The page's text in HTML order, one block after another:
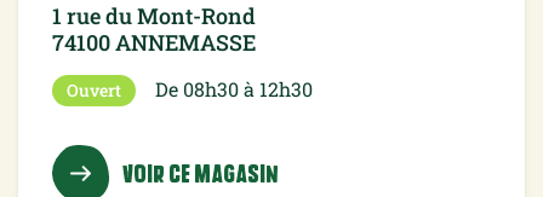
1 rue du Mont-Rond
74100 ANNEMASSE
Ouvert De 08h30 à 12h30
VOIR CE MAGASIN